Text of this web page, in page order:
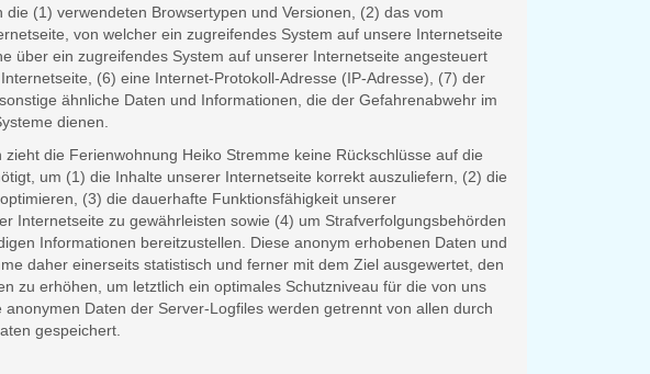
(1) verwendeten Browsertypen und Versionen, (2) das vom
von welcher ein zugreifendes System auf unsere Internetseite
über ein zugreifendes System auf unserer Internetseite angesteuert
(6) eine Internet-Protokoll-Adresse (IP-Adresse), (7) der
ähnliche Daten und Informationen, die der Gefahrenabwehr im
dienen.
die Ferienwohnung Heiko Stremme keine Rückschlüsse auf die
um (1) die Inhalte unserer Internetseite korrekt auszuliefern, (2) die
(3) die dauerhafte Funktionsfähigkeit unserer
Internetseite zu gewährleisten sowie (4) um Strafverfolgungsbehörden
Informationen bereitzustellen. Diese anonym erhobenen Daten und
daher einerseits statistisch und ferner mit dem Ziel ausgewertet, den
zu erhöhen, um letztlich ein optimales Schutzniveau für die von uns
Daten der Server-Logfiles werden getrennt von allen durch
gespeichert.